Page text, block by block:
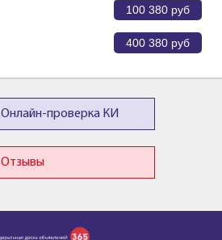
100 380 руб
400 380 руб
Онлайн-проверка КИ
Отзывы